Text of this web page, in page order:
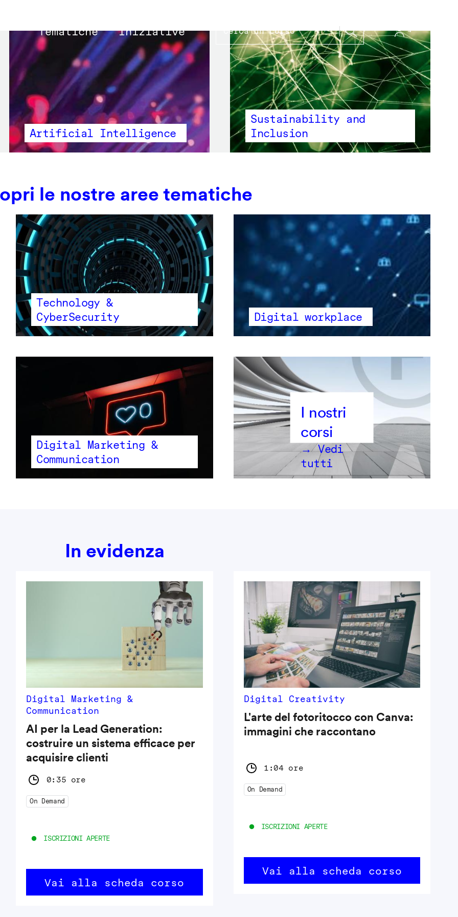
Main
navigation
Tematiche Iniziative
Artificial Intelligence
Sustainability and
Inclusion
le nostre aree tematiche
Technology &
CyberSecurity
Digital workplace
Digital Marketing &
Communication
→ Vedi
tutti
In evidenza
Digital Marketing &
Communication
AI per la Lead Generation:
costruire un sistema efficace per
acquisire clienti
0:35 ore
On Demand
ISCRIZIONI APERTE
Vai alla scheda corso
Digital Creativity
L'arte del fotoritocco con Canva:
immagini che raccontano
1:04 ore
On Demand
ISCRIZIONI APERTE
Vai alla scheda corso